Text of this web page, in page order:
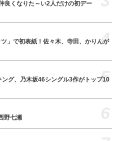
良くなりた～い2人だけの初デー
」で初表紙！佐々木、寺田、かりんが
4
グ、乃木坂46シングル3作がトップ10
5
野七瀬